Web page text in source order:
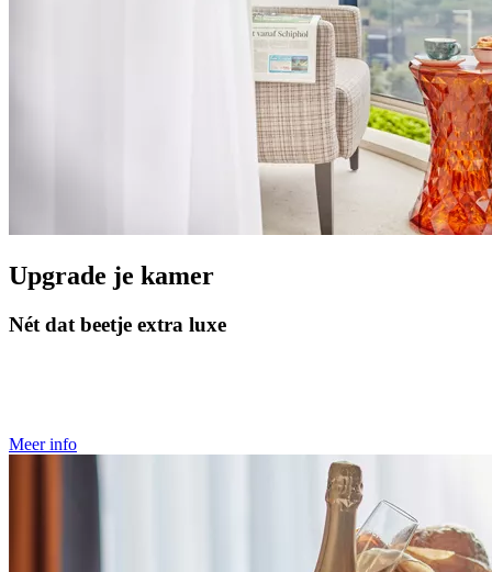
Upgrade je kamer
Nét dat beetje extra luxe
Meer info